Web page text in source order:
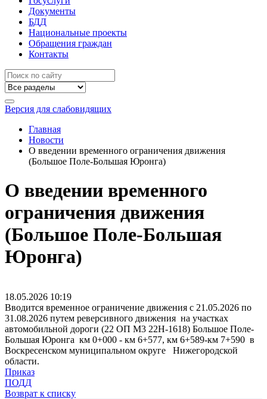
Документы
БДД
Национальные проекты
Обращения граждан
Контакты
Версия для слабовидящих
Главная
Новости
О введении временного ограничения движения
(Большое Поле-Большая Юронга)
О введении временного
ограничения движения
(Большое Поле-Большая
Юронга)
18.05.2026 10:19
Вводится временное ограничение движения с 21.05.2026 по
31.08.2026 путем реверсивного движения на участках
автомобильной дороги (22 ОП М3 22Н-1618) Большое Поле-
Большая Юронга км 0+000 - км 6+577, км 6+589-км 7+590 в
Воскресенском муниципальном округе Нижегородской
области.
Приказ
ПОДД
Возврат к списку